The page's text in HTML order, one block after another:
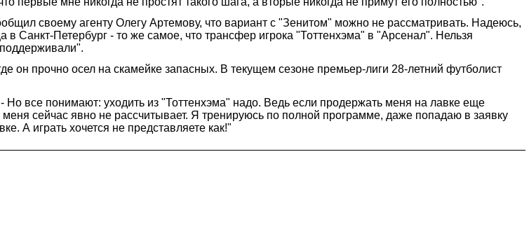
своему агенту Олегу Артемову, что вариант с "Зенитом" можно не рассматривать. Надеюсь,
Санкт-Петербург - то же самое, что трансфер игрока "Тоттенхэма" в "Арсенал". Нельзя
он прочно осел на скамейке запасных. В текущем сезоне премьер-лиги 28-летний футболист
все понимают: уходить из "Тоттенхэма" надо. Ведь если продержать меня на лавке еще
сейчас явно не рассчитывает. Я тренируюсь по полной программе, даже попадаю в заявку
А играть хочется не представляете как!"